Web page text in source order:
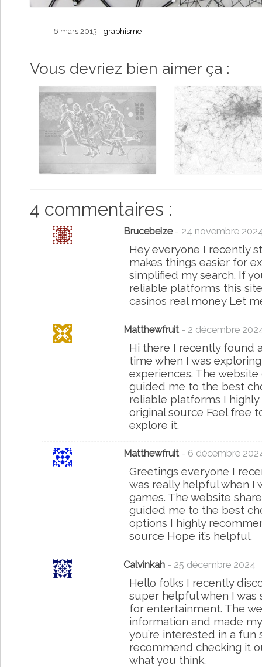
6 mars 2013 - graphisme
Vous devriez bien aimer ça :
4 commentaires :
Brucebeize - 24 novembre
Hey everyone I recently
makes things easier for
simplified my search. If
reliable platforms this
casinos real money Let
Matthewfruit - 2 décembre
Hi there I recently found
time when I was
experiences. The
guided me to the best
reliable platforms I
original source Feel free
explore it.
Matthewfruit - 6 décembre
Greetings everyone I
was really helpful when I
games. The website
guided me to the best
options I highly
source Hope it’s helpful.
Calvinkah - 25 décembre 2024
Hello folks I recently
super helpful when I
for entertainment. The
information and made
you’re interested in a
recommend checking it
what you think.